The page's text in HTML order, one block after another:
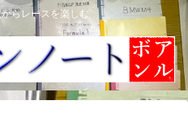
らレースを楽しむ